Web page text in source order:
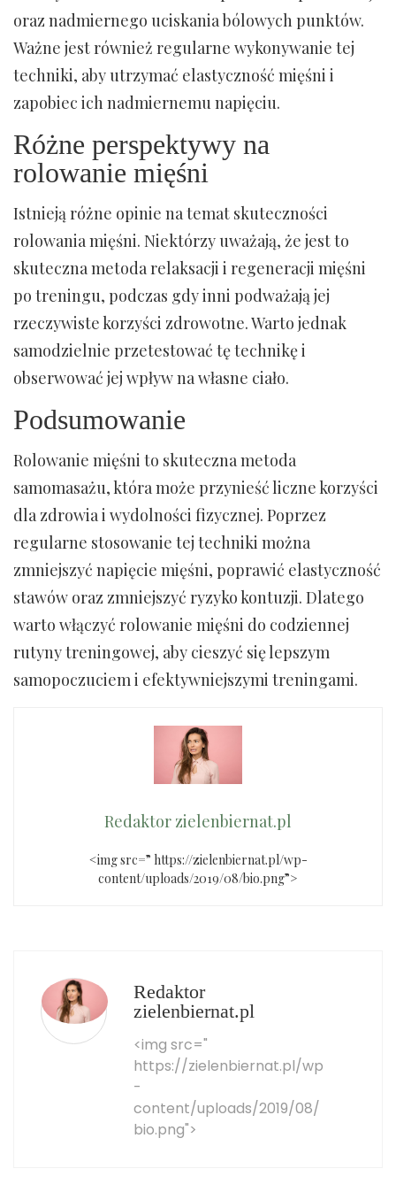
oraz nadmiernego uciskania bólowych punktów.
Ważne jest również regularne wykonywanie tej
techniki, aby utrzymać elastyczność mięśni i
zapobiec ich nadmiernemu napięciu.
Różne perspektywy na
rolowanie mięśni
Istnieją różne opinie na temat skuteczności
rolowania mięśni. Niektórzy uważają, że jest to
skuteczna metoda relaksacji i regeneracji mięśni
po treningu, podczas gdy inni podważają jej
rzeczywiste korzyści zdrowotne. Warto jednak
samodzielnie przetestować tę technikę i
obserwować jej wpływ na własne ciało.
Podsumowanie
Rolowanie mięśni to skuteczna metoda
samomasażu, która może przynieść liczne korzyści
dla zdrowia i wydolności fizycznej. Poprzez
regularne stosowanie tej techniki można
zmniejszyć napięcie mięśni, poprawić elastyczność
stawów oraz zmniejszyć ryzyko kontuzji. Dlatego
warto włączyć rolowanie mięśni do codziennej
rutyny treningowej, aby cieszyć się lepszym
samopoczuciem i efektywniejszymi treningami.
Redaktor zielenbiernat.pl
<img src=” https://zielenbiernat.pl/wp-
content/uploads/2019/08/bio.png”>
Redaktor
zielenbiernat.pl
<img src="
https://zielenbiernat.pl/wp
-
content/uploads/2019/08/
bio.png">